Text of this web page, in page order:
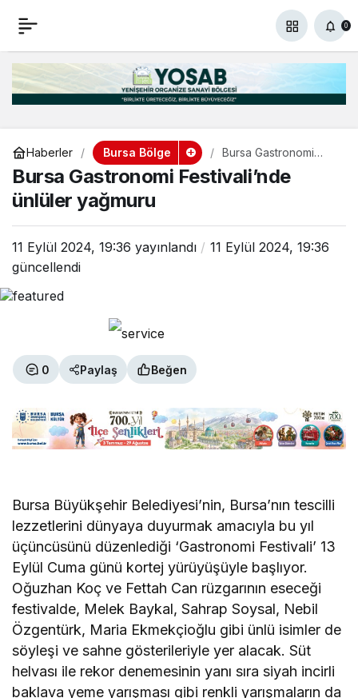
0
Haberler Bursa Bölge
Bursa Gastronomi
Festivali’nde ünlüler
yağmuru
Bursa Gastronomi Festivali’nde
ünlüler yağmuru
11 Eylül 2024, 19:36 yayınlandı
11 Eylül 2024, 19:36
güncellendi
0 Paylaş Beğen
Bursa Büyükşehir Belediyesi’nin, Bursa’nın tescilli
lezzetlerini dünyaya duyurmak amacıyla bu yıl
üçüncüsünü düzenlediği ‘Gastronomi Festivali’ 13
Eylül Cuma günü kortej yürüyüşüyle başlıyor.
Oğuzhan Koç ve Fettah Can rüzgarının eseceği
festivalde, Melek Baykal, Sahrap Soysal, Nebil
Özgentürk, Maria Ekmekçioğlu gibi ünlü isimler de
söyleşi ve sahne gösterileriyle yer alacak. Süt
helvası ile rekor denemesinin yanı sıra siyah incirli
baklava yeme yarışması gibi renkli yarışmaların da
Bursa Gastronomi
Festivali’nde ünlüler
yağmuru
0 Paylaş